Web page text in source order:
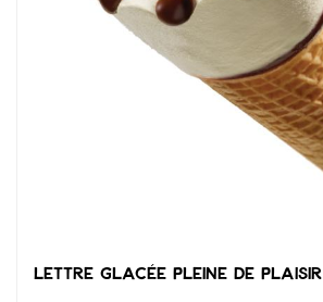
Lettre glacée pleine de plaisir